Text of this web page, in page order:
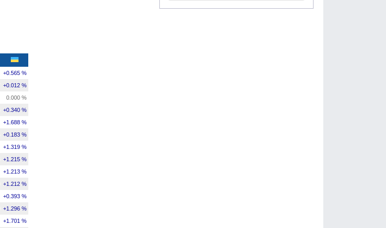
+0.565 %
+0.012 %
0.000 %
+0.340 %
+1.688 %
+0.183 %
+1.319 %
+1.215 %
+1.213 %
+1.212 %
+0.393 %
+1.296 %
+1.701 %